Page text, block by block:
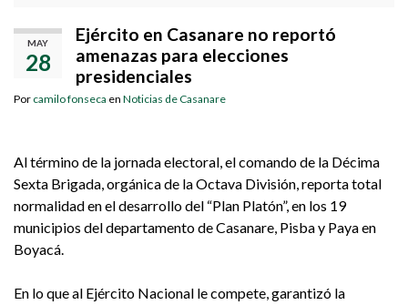
MAY
28
Ejército en Casanare no reportó
amenazas para elecciones
presidenciales
Por camilo fonseca en Noticias de Casanare
Al término de la jornada electoral, el comando de la Décima
Sexta Brigada, orgánica de la Octava División, reporta total
normalidad en el desarrollo del “Plan Platón”, en los 19
municipios del departamento de Casanare, Pisba y Paya en
Boyacá.
En lo que al Ejército Nacional le compete, garantizó la